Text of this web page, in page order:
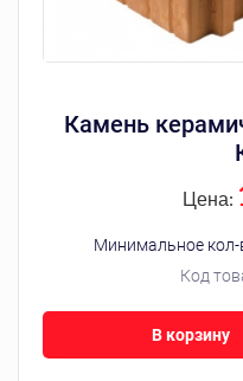
Камень
Код
Цена:
Минимальное кол-
В корзину